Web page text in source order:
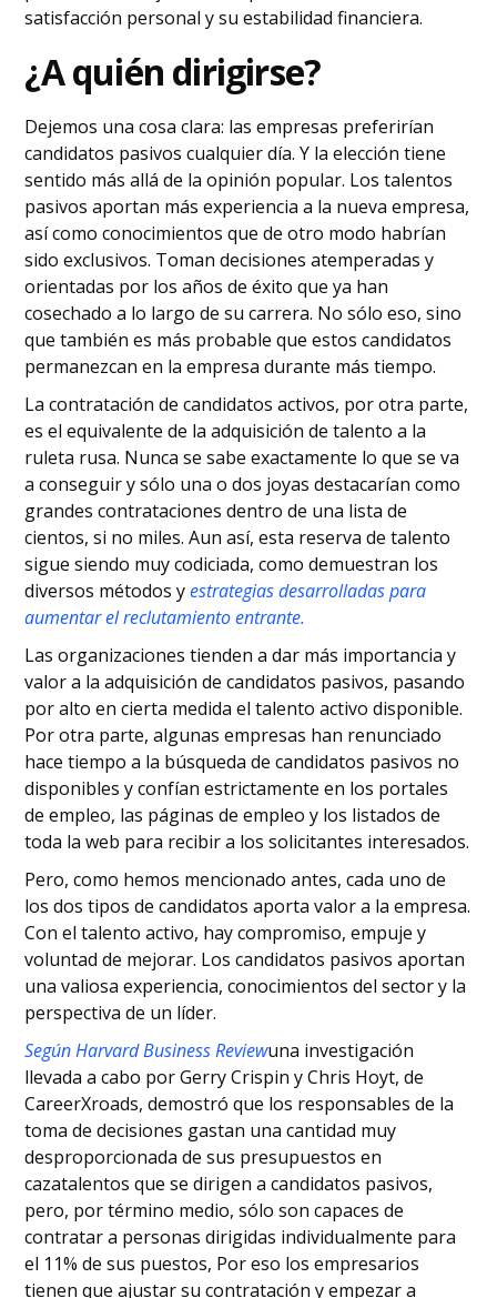
satisfacción personal y su estabilidad financiera.
¿A quién dirigirse?
Dejemos una cosa clara: las empresas preferirían
candidatos pasivos cualquier día. Y la elección tiene
sentido más allá de la opinión popular. Los talentos
pasivos aportan más experiencia a la nueva empresa,
así como conocimientos que de otro modo habrían
sido exclusivos. Toman decisiones atemperadas y
orientadas por los años de éxito que ya han
cosechado a lo largo de su carrera. No sólo eso, sino
que también es más probable que estos candidatos
permanezcan en la empresa durante más tiempo.
La contratación de candidatos activos, por otra parte,
es el equivalente de la adquisición de talento a la
ruleta rusa. Nunca se sabe exactamente lo que se va
a conseguir y sólo una o dos joyas destacarían como
grandes contrataciones dentro de una lista de
cientos, si no miles. Aun así, esta reserva de talento
sigue siendo muy codiciada, como demuestran los
diversos métodos yestrategias desarrolladas para
aumentar el reclutamiento entrante.
Las organizaciones tienden a dar más importancia y
valor a la adquisición de candidatos pasivos, pasando
por alto en cierta medida el talento activo disponible.
Por otra parte, algunas empresas han renunciado
hace tiempo a la búsqueda de candidatos pasivos no
disponibles y confían estrictamente en los portales
de empleo, las páginas de empleo y los listados de
toda la web para recibir a los solicitantes interesados.
Pero, como hemos mencionado antes, cada uno de
los dos tipos de candidatos aporta valor a la empresa.
Con el talento activo, hay compromiso, empuje y
voluntad de mejorar. Los candidatos pasivos aportan
una valiosa experiencia, conocimientos del sector y la
perspectiva de un líder.
Según Harvard Business Reviewuna investigación
llevada a cabo por Gerry Crispin y Chris Hoyt, de
CareerXroads, demostró que los responsables de la
toma de decisiones gastan una cantidad muy
desproporcionada de sus presupuestos en
cazatalentos que se dirigen a candidatos pasivos,
pero, por término medio, sólo son capaces de
contratar a personas dirigidas individualmente para
el 11% de sus puestos, Por eso los empresarios
tienen que ajustar su contratación y empezar a